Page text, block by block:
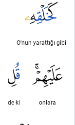
O'nun yarattığı gibi
onlara
de ki